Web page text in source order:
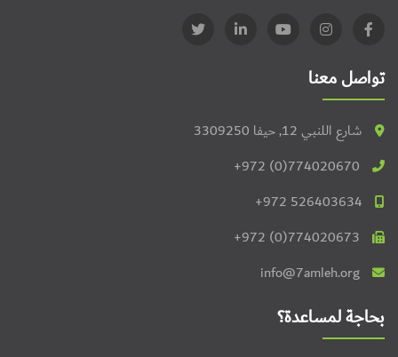
تواصل معنا
شارع اللنبي 12, حيفا 3309250
+972 (0)774020670
+972 526403634
+972 (0)774020673
info@7amleh.org
بحاجة لمساعدة؟